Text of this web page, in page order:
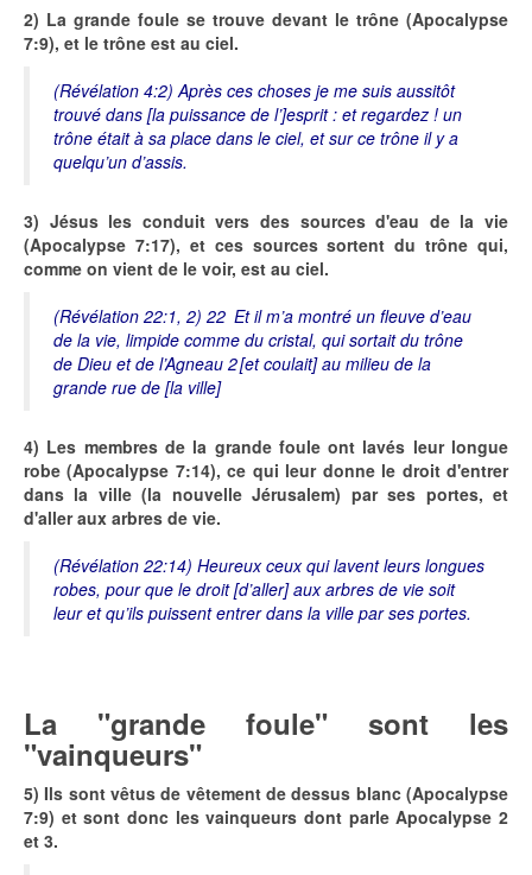
2) La grande foule se trouve devant le trône (Apocalypse
7:9), et le trône est au ciel.
(Révélation 4:2) Après ces choses je me suis aussitôt
trouvé dans [la puissance de l’]esprit : et regardez ! un
trône était à sa place dans le ciel, et sur ce trône il y a
quelqu’un d’assis.
3) Jésus les conduit vers des sources d'eau de la vie
(Apocalypse 7:17), et ces sources sortent du trône qui,
comme on vient de le voir, est au ciel.
(Révélation 22:1, 2) 22 Et il m’a montré un fleuve d’eau
de la vie, limpide comme du cristal, qui sortait du trône
de Dieu et de l’Agneau 2 [et coulait] au milieu de la
grande rue de [la ville]
4) Les membres de la grande foule ont lavés leur longue
robe (Apocalypse 7:14), ce qui leur donne le droit d'entrer
dans la ville (la nouvelle Jérusalem) par ses portes, et
d'aller aux arbres de vie.
(Révélation 22:14) Heureux ceux qui lavent leurs longues
robes, pour que le droit [d’aller] aux arbres de vie soit
leur et qu’ils puissent entrer dans la ville par ses portes.
La "grande foule" sont les
"vainqueurs"
5) Ils sont vêtus de vêtement de dessus blanc (Apocalypse
7:9) et sont donc les vainqueurs dont parle Apocalypse 2
et 3.